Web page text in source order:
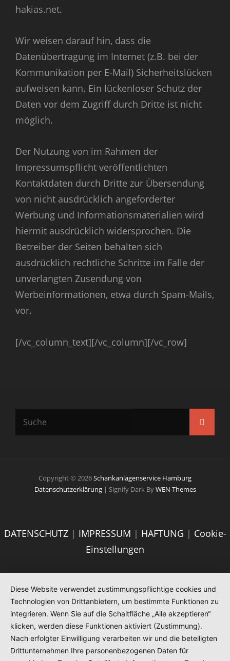
hakias.net.
Wir weisen darauf hin, dass die
Datenübertragung im Internet (z.B. bei der
Kommunikation per E-Mail) Sicherheitslücken
aufweisen kann. Ein lückenloser Schutz der
Daten vor dem Zugriff durch Dritte ist nicht
möglich.
Der Nutzung von im Rahmen der
Impressumspflicht veröffentlichten
Kontaktdaten durch Dritte zur Übersendung
von nicht ausdrücklich angeforderter
Werbung und Informationsmaterialien wird
hiermit ausdrücklich widersprochen. Die
Betreiber der Seiten behalten sich
ausdrücklich rechtliche Schritte im Falle der
unverlangten Zusendung von
Werbeinformationen, etwa durch Spam-Mails,
vor.
[/vc_column_text][/vc_column][/vc_row]
Copyright © 2026Schankanlagenservice Hamburg
Datenschutzerklärung| Signify Dark ByWEN Themes
DATENSCHUTZ| IMPRESSUM | HAFTUNG | Cookie-
Einstellungen
Diese Website verwendet zustimmungspflichtige cookies und
Technologien von Drittanbietern, um bestimmte Funktionen zu
integrieren. Wenn Sie auf die Schaltfläche „Alle akzeptieren“
klicken, werden diese Funktionen aktiviert (Zustimmung).
Nach erfolgter Einwilligung verarbeiten wir und die beteiligten
Drittunternehmen Ihre personenbezogenen Daten für